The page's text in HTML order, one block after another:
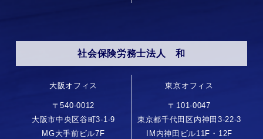
社会保険労務士法人 和
大阪オフィス
〒540-0012
大阪市中央区谷町3-1-9
MG大手前ビル7F
東京オフィス
〒101-0047
東京都千代田区内神田3-22-3
IM内神田ビル11F・12F